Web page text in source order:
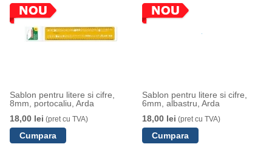
Sablon pentru litere si cifre,
8mm, portocaliu, Arda
18,00 lei (pret cu TVA)
Sablon pentru litere si cifre,
6mm, albastru, Arda
18,00 lei (pret cu TVA)